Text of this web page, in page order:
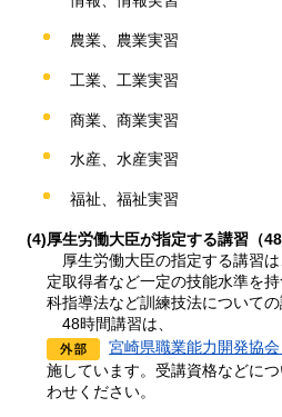
農業、農業実習
工業、工業実習
商業、商業実習
水産、水産実習
福祉、福祉実習
(4)厚生労働大臣が指定する講習（
厚生労働大臣の指定する講習
定取得者など一定の技能水準を
科指導法など訓練技法についての
48時間講習は、
宮崎県職業能力開発協
施しています。受講資格などに
わせください。